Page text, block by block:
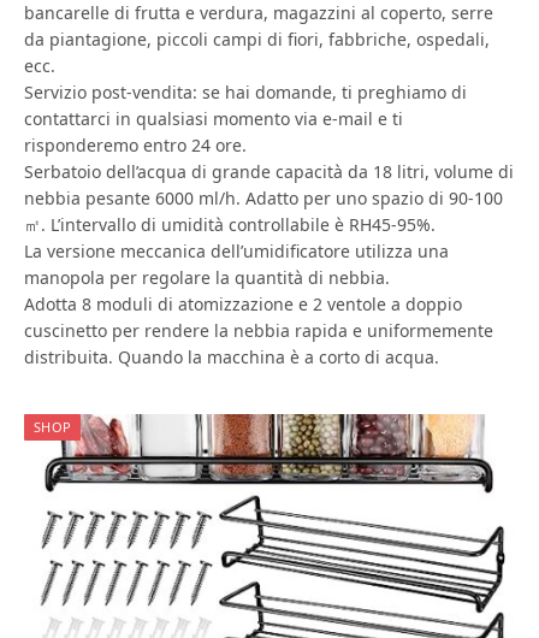
bancarelle di frutta e verdura, magazzini al coperto, serre
da piantagione, piccoli campi di fiori, fabbriche, ospedali,
ecc.
Servizio post-vendita: se hai domande, ti preghiamo di
contattarci in qualsiasi momento via e-mail e ti
risponderemo entro 24 ore.
Serbatoio dell’acqua di grande capacità da 18 litri, volume di
nebbia pesante 6000 ml/h. Adatto per uno spazio di 90-100
㎡. L’intervallo di umidità controllabile è RH45-95%.
La versione meccanica dell’umidificatore utilizza una
manopola per regolare la quantità di nebbia.
Adotta 8 moduli di atomizzazione e 2 ventole a doppio
cuscinetto per rendere la nebbia rapida e uniformemente
distribuita. Quando la macchina è a corto di acqua.
SHOP